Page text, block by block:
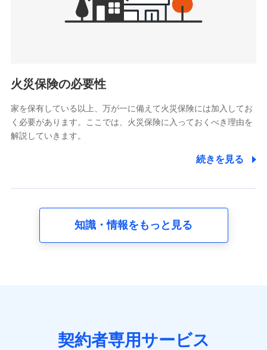
供し、金融商品等の契約を勧奨するため
アンケートやキャンペーン等の実施のため
電話対応の品質向上およびお問合せ内容の正確な把握のため
6.採用応募者の個人情報
採用選考および入社手続を実施するため
8.取引先個人情報
取引先としての選定業務、営業情報の提供業務、契約締結手
10.受託業務の 個人情報
火災保険の必要性
家を保有している以上、万が一に備えて火災保険には加入してお
く必要があります。ここでは、火災保険に入っておくべき理由を
解説していきます。
続きを見る
知識・情報をもっと見る
契約者専用サービス